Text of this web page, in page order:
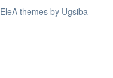
EleA themes by Ugsiba